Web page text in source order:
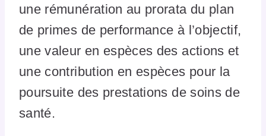
une rémunération au prorata du plan
de primes de performance à l’objectif,
une valeur en espèces des actions et
une contribution en espèces pour la
poursuite des prestations de soins de
santé.